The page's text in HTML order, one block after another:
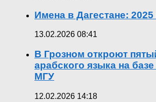
Имена в Дагестане: 2025
13.02.2026 08:41
В Грозном откроют
арабского языка на
МГУ
12.02.2026 14:18